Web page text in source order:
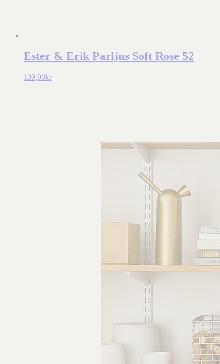
Ester & Erik Parljus Soft Rose 52
109,00kr